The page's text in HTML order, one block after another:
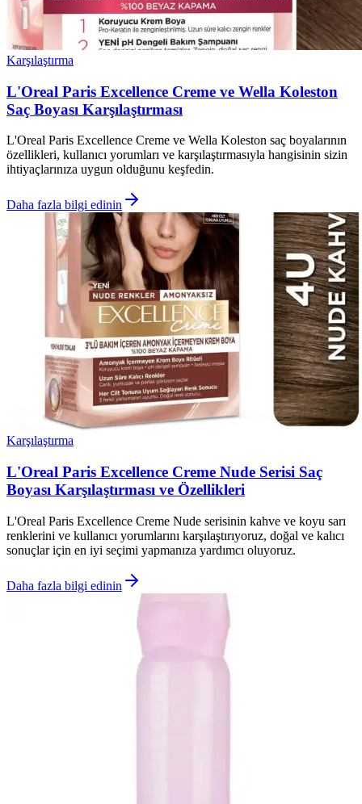
Karşılaştırma
L'Oreal Paris Excellence Creme ve Wella Koleston
Saç Boyası Karşılaştırması
L'Oreal Paris Excellence Creme ve Wella Koleston saç boyalarının
özellikleri, kullanıcı yorumları ve karşılaştırmasıyla hangisinin sizin
ihtiyaçlarınıza uygun olduğunu keşfedin.
Daha fazla bilgi edinin
Karşılaştırma
L'Oreal Paris Excellence Creme Nude Serisi Saç
Boyası Karşılaştırması ve Özellikleri
L'Oreal Paris Excellence Creme Nude serisinin kahve ve koyu sarı
renklerini ve kullanıcı yorumlarını karşılaştırıyoruz, doğal ve kalıcı
sonuçlar için en iyi seçimi yapmanıza yardımcı oluyoruz.
Daha fazla bilgi edinin